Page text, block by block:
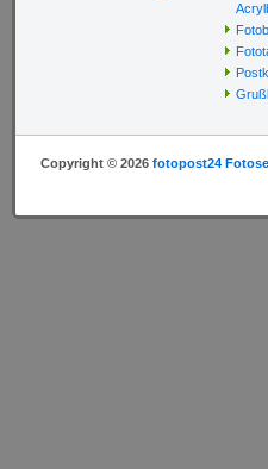
Copyright © 2026 fotopost24